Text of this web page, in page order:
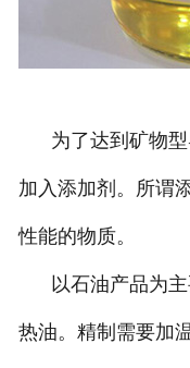
为了达到矿物型
加入添加剂。所谓
性能的物质。
以石油产品为主
热油。精制需要加